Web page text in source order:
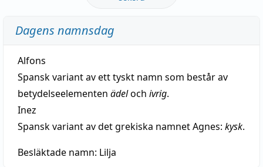
Dagens namnsdag
Alfons
Spansk variant av ett tyskt namn som består av
betydelseelementen ädeloch ivrig.
Inez
Spansk variant av det grekiska namnet Agnes: kysk.
Besläktade namn: Lilja